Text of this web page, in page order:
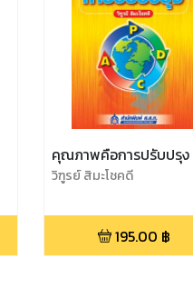
คุณภาพคือการปรับปรุง
วิฑูรย์ สิมะโชคดี
195.00 ฿